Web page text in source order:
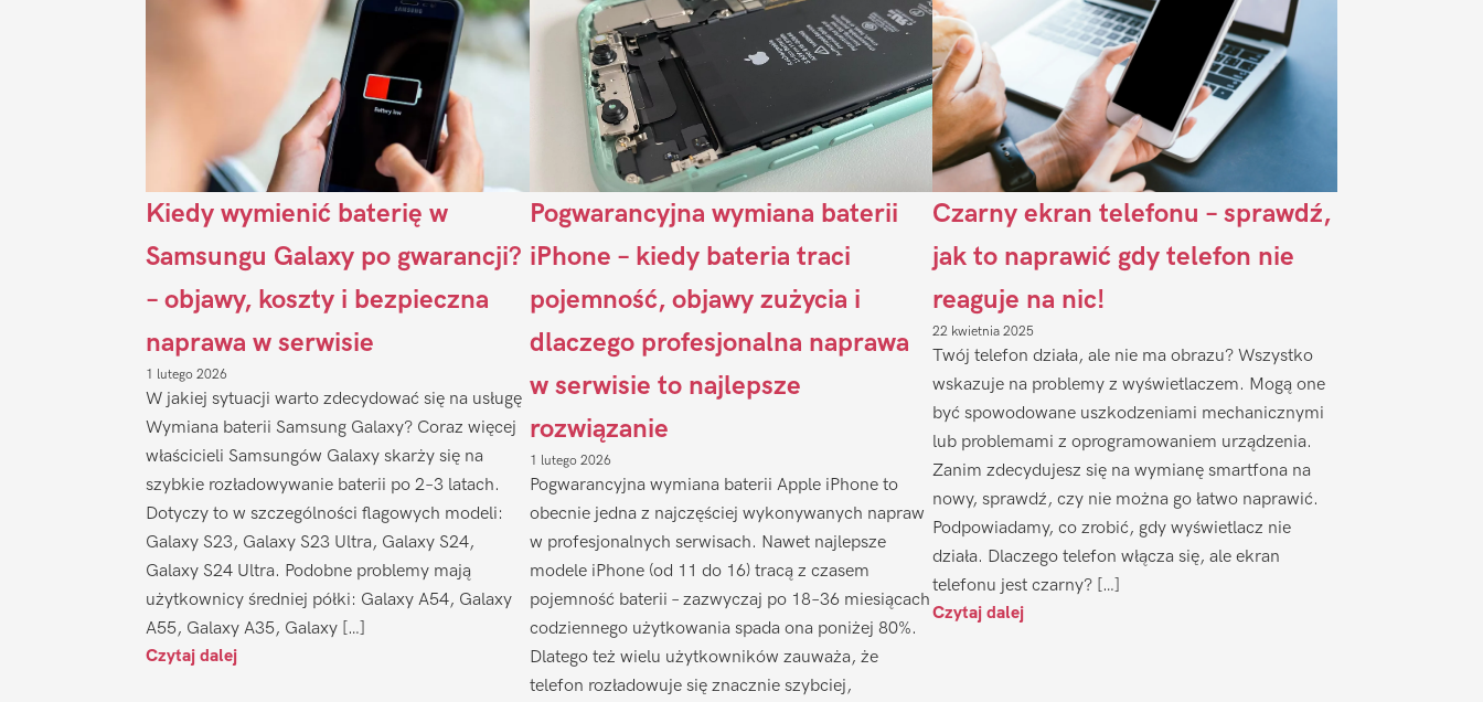
Kiedy wymienić baterię w
Samsungu Galaxy po gwarancji?
– objawy, koszty i bezpieczna
naprawa w serwisie
1 lutego 2026
W jakiej sytuacji warto zdecydować się na usługę
Wymiana baterii Samsung Galaxy? Coraz więcej
właścicieli Samsungów Galaxy skarży się na
szybkie rozładowywanie baterii po 2–3 latach.
Dotyczy to w szczególności flagowych modeli:
Galaxy S23, Galaxy S23 Ultra, Galaxy S24,
Galaxy S24 Ultra. Podobne problemy mają
użytkownicy średniej półki: Galaxy A54, Galaxy
A55, Galaxy A35, Galaxy […]
Czytaj dalej
Pogwarancyjna wymiana baterii
iPhone – kiedy bateria traci
pojemność, objawy zużycia i
dlaczego profesjonalna naprawa
w serwisie to najlepsze
rozwiązanie
1 lutego 2026
Pogwarancyjna wymiana baterii Apple iPhone to
obecnie jedna z najczęściej wykonywanych napraw
w profesjonalnych serwisach. Nawet najlepsze
modele iPhone (od 11 do 16) tracą z czasem
pojemność baterii – zazwyczaj po 18–36 miesiącach
codziennego użytkowania spada ona poniżej 80%.
Dlatego też wielu użytkowników zauważa, że
telefon rozładowuje się znacznie szybciej,
Czarny ekran telefonu – sprawdź,
jak to naprawić gdy telefon nie
reaguje na nic!
22 kwietnia 2025
Twój telefon działa, ale nie ma obrazu? Wszystko
wskazuje na problemy z wyświetlaczem. Mogą one
być spowodowane uszkodzeniami mechanicznymi
lub problemami z oprogramowaniem urządzenia.
Zanim zdecydujesz się na wymianę smartfona na
nowy, sprawdź, czy nie można go łatwo naprawić.
Podpowiadamy, co zrobić, gdy wyświetlacz nie
działa. Dlaczego telefon włącza się, ale ekran
telefonu jest czarny? […]
Czytaj dalej